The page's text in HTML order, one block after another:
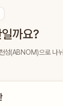
까요?
성(ABNOM)으로 나